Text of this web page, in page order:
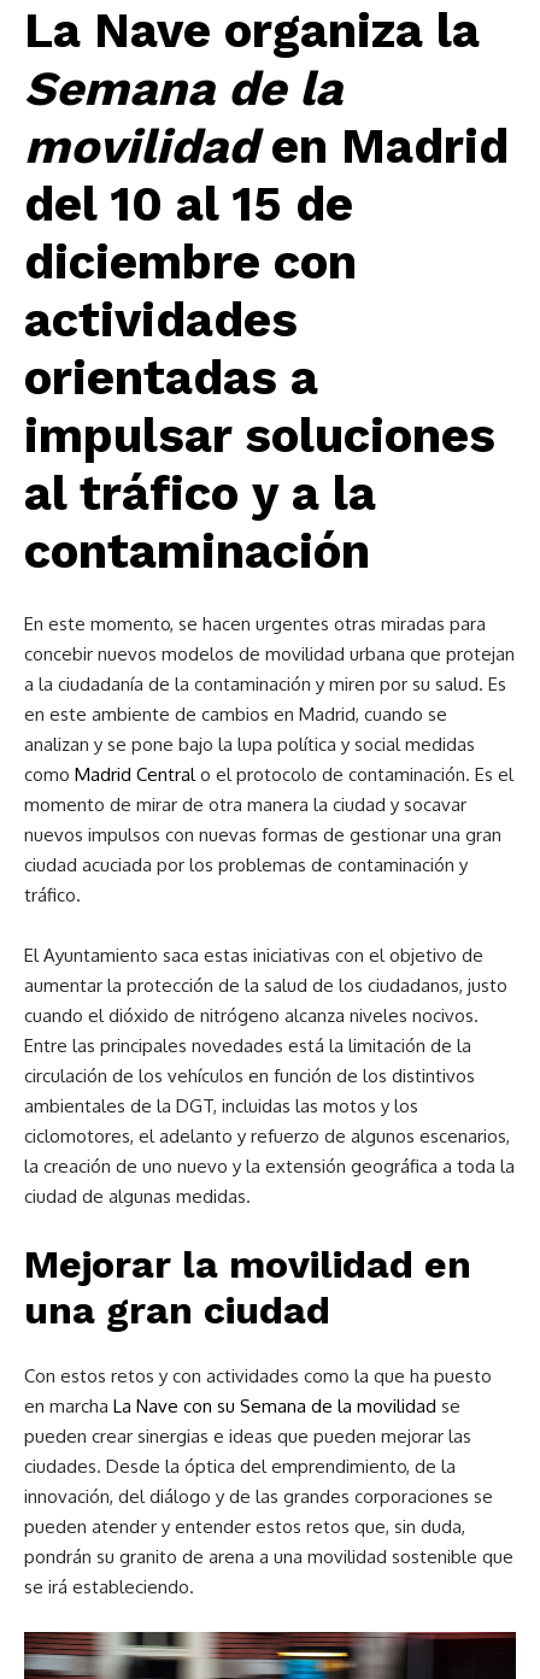
La Nave organiza la
Semana de la
movilidaden Madrid
del 10 al 15 de
diciembre con
actividades
orientadas a
impulsar soluciones
al tráfico y a la
contaminación
En este momento, se hacen urgentes otras miradas para
concebir nuevos modelos de movilidad urbana que protejan
a la ciudadanía de la contaminación y miren por su salud. Es
en este ambiente de cambios en Madrid, cuando se
analizan y se pone bajo la lupa política y social medidas
como Madrid Centralo el protocolo de contaminación. Es el
momento de mirar de otra manera la ciudad y socavar
nuevos impulsos con nuevas formas de gestionar una gran
ciudad acuciada por los problemas de contaminación y
tráfico.
El Ayuntamiento saca estas iniciativas con el objetivo de
aumentar la protección de la salud de los ciudadanos, justo
cuando el dióxido de nitrógeno alcanza niveles nocivos.
Entre las principales novedades está la limitación de la
circulación de los vehículos en función de los distintivos
ambientales de la DGT, incluidas las motos y los
ciclomotores, el adelanto y refuerzo de algunos escenarios,
la creación de uno nuevo y la extensión geográfica a toda la
ciudad de algunas medidas.
Mejorar la movilidad en
una gran ciudad
Con estos retos y con actividades como la que ha puesto
en marcha La Nave con su Semana de la movilidad se
pueden crear sinergias e ideas que pueden mejorar las
ciudades. Desde la óptica del emprendimiento, de la
innovación, del diálogo y de las grandes corporaciones se
pueden atender y entender estos retos que, sin duda,
pondrán su granito de arena a una movilidad sostenible que
se irá estableciendo.